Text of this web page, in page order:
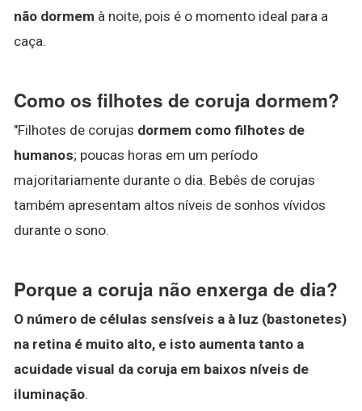
não dormem à noite, pois é o momento ideal para a
caça.
Como os filhotes de coruja dormem?
"Filhotes de corujas dormem como filhotes de
humanos; poucas horas em um período
majoritariamente durante o dia. Bebês de corujas
também apresentam altos níveis de sonhos vívidos
durante o sono.
Porque a coruja não enxerga de dia?
O número de células sensíveis a à luz (bastonetes)
na retina é muito alto, e isto aumenta tanto a
acuidade visual da coruja em baixos níveis de
iluminação.